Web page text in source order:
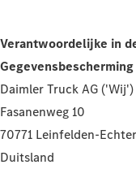
Verantwoordelijke in
Gegevensbescherming
Daimler Truck AG ('Wij')
Fasanenweg 10
70771 Leinfelden-
Duitsland